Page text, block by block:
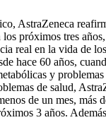
AstraZeneca
próximos tres
real en la vida de
hace 60 años,
y
de salud,
de un mes, más
3 años.